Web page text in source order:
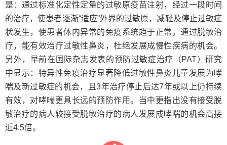
是：通过标准化定性定量的过敏原疫苗注射，经过一段时间
的治疗，使患者逐渐“适应”外界的过敏原，减轻及停止过敏症
状发生，使患者体内异常的免疫系统趋于正常。通过脱敏治
疗，能有效治疗过敏性鼻炎，杜绝发展成慢性疾病的机会。
另外，早前在国际杂志发表的预防过敏症治疗（PAT）研究
中显示：特异性免疫治疗显著降低过敏性鼻炎儿童发展为哮
喘及新过敏症的机会，且3年治疗停止后达7年或以上仍持续
有效，对哮喘更具长远的预防作用。当中更指出没有接受脱
敏治疗的病人较接受脱敏治疗的病人发展成哮喘的机会高接
近4.5倍。